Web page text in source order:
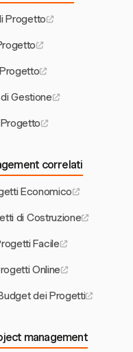
Progetto
Gestione
correlati
Economico
di Costruzione
Facile
Online
dei Progetti
management